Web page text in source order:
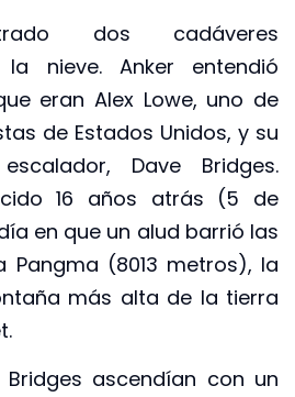
dos cadáveres
nieve. Anker entendió
eran Alex Lowe, uno de
de Estados Unidos, y su
Dave Bridges.
16 años atrás (5 de
en que un alud barrió las
Pangma (8013 metros), la
más alta de la tierra
ascendían con un